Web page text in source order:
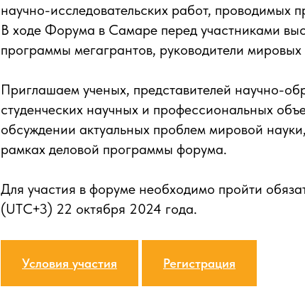
научно-исследовательских работ,
В ходе Форума в Самаре перед участниками
программы мегагрантов, руководители
Приглашаем ученых, представителей научно-
студенческих научных и профессиональных
обсуждении актуальных проблем мировой
рамках деловой программы форума.
Для участия в форуме необходимо пройти
(UTC+3) 22 октября 2024 года.
Условия участия Регистрация